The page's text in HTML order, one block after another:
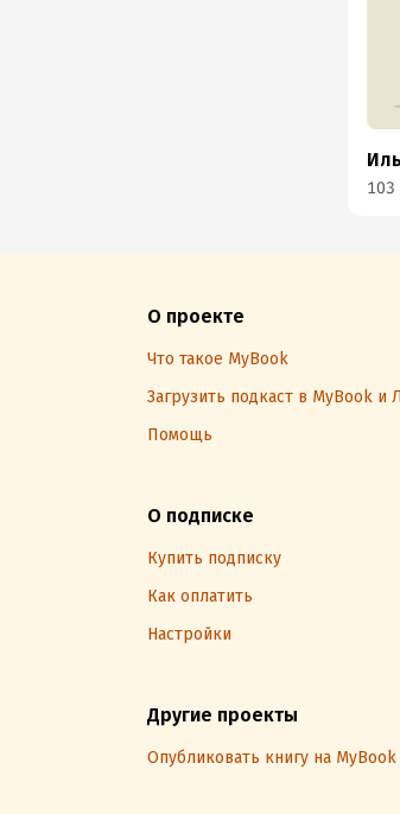
103
О проекте
Что такое MyBook
Загрузить подкаст в MyBook и
Помощь
О подписке
Купить подписку
Как оплатить
Настройки
Другие проекты
Опубликовать книгу на